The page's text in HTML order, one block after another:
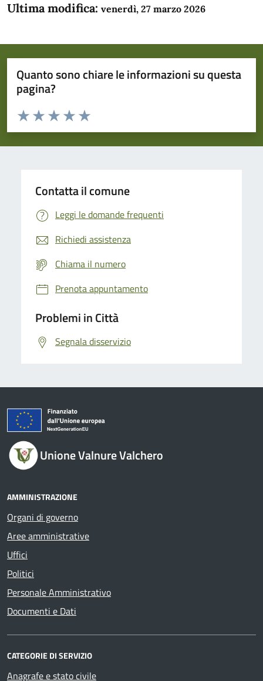
Ultima modifica: venerdì, 27 marzo 2026
Quanto sono chiare le informazioni su questa
pagina?
Domanda
Valuta da 1 a 5 stelle la pagina
Valuta 5 stelle su 5
Valuta 4 stelle su 5
Valuta 3 stelle su 5
Valuta 2 stelle su 5
Valuta 1 stelle su 5
Contatta il comune
Leggi le domande frequenti
Richiedi assistenza
Chiama il numero
Prenota appuntamento
Problemi in Città
Segnala disservizio
Unione Valnure Valchero
AMMINISTRAZIONE
Organi di governo
Aree amministrative
Uffici
Politici
Personale Amministrativo
Documenti e Dati
CATEGORIE DI SERVIZIO
Anagrafe e stato civile